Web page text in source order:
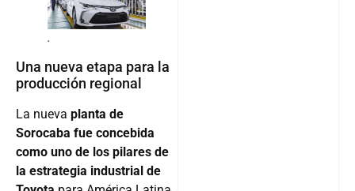
.
Una nueva etapa para la
producción regional
La nueva planta de
Sorocaba fue concebida
como uno de los pilares de
la estrategia industrial de